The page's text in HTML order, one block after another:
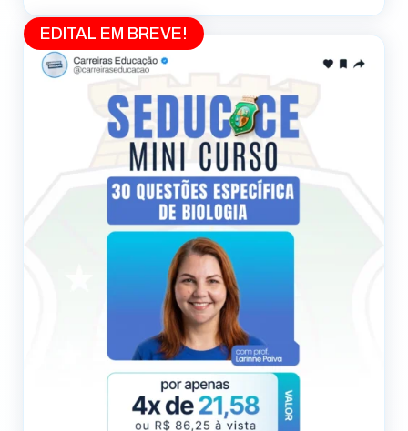
EDITAL EM BREVE!